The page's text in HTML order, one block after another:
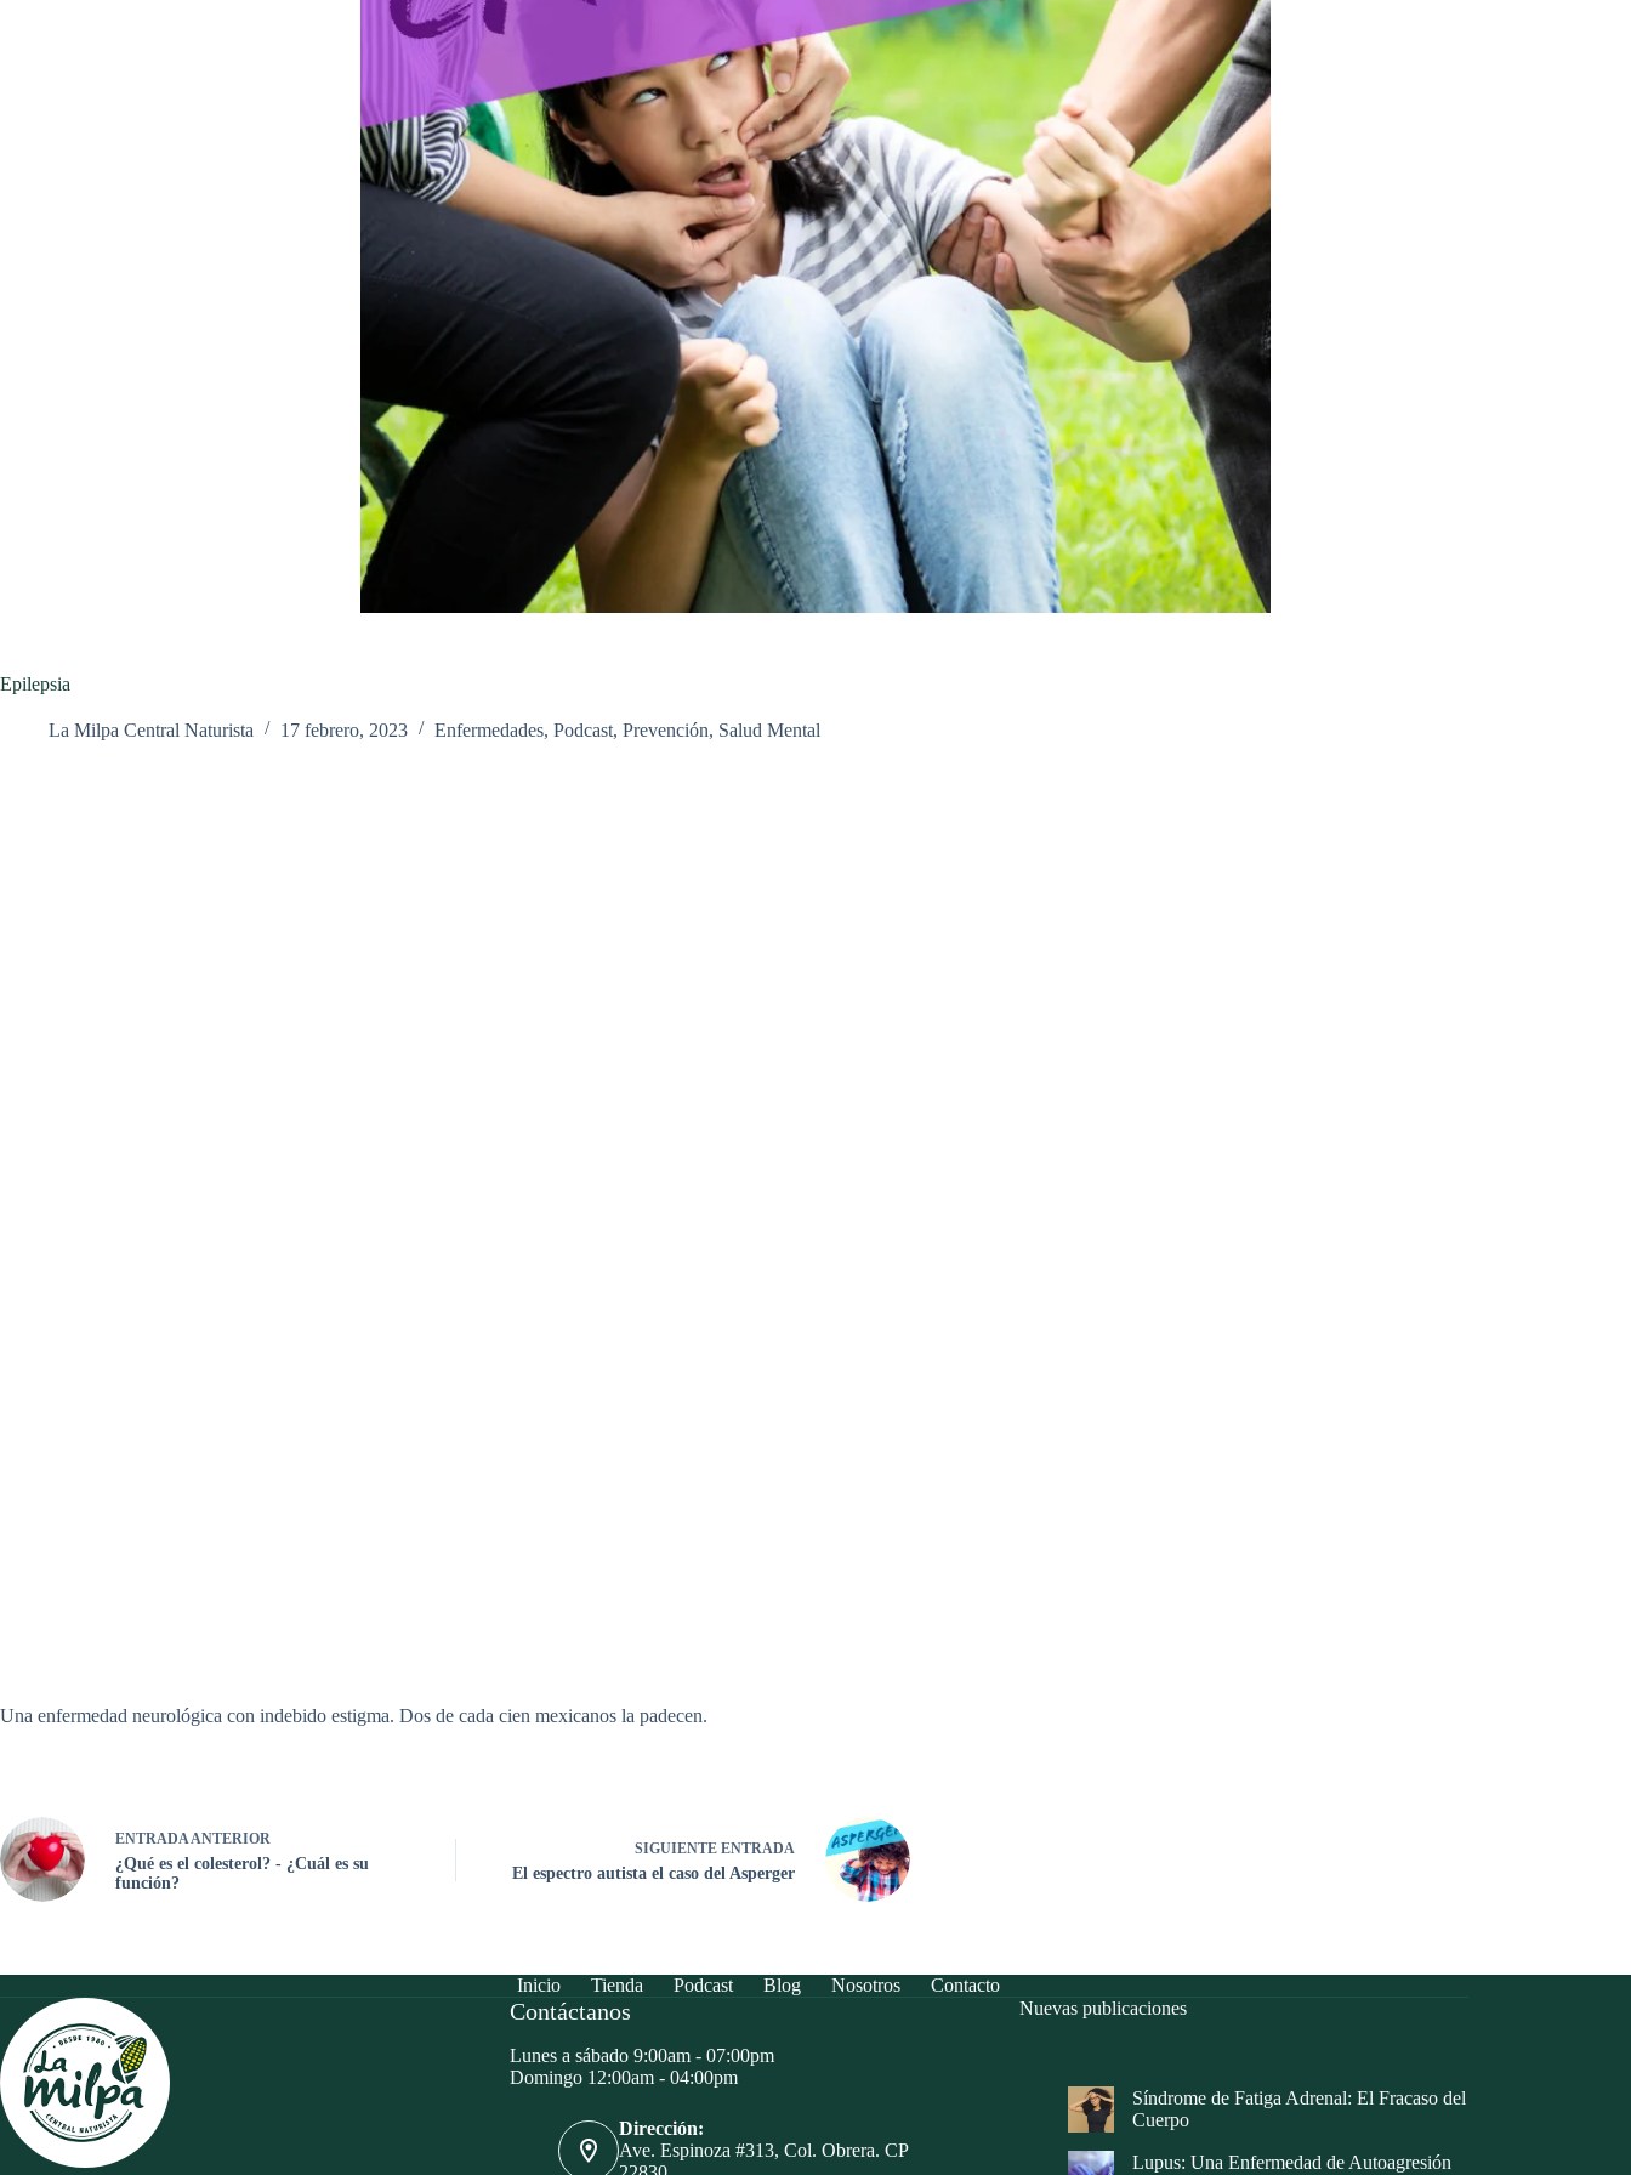
Epilepsia
La Milpa Central Naturista 17 febrero, 2023 Enfermedades, Podcast, Prevención, Salud Mental
Una enfermedad neurológica con indebido estigma. Dos de cada cien mexicanos la padecen.
ENTRADA ANTERIOR
¿Qué es el colesterol? - ¿Cuál es su
función?
SIGUIENTE ENTRADA
El espectro autista el caso del Asperger
Inicio Tienda Podcast Blog Nosotros Contacto
Contáctanos
Lunes a sábado 9:00am - 07:00pm
Domingo 12:00am - 04:00pm
Dirección:
Ave. Espinoza #313, Col. Obrera. CP
Nuevas publicaciones
Síndrome de Fatiga Adrenal: El Fracaso del
Cuerpo
Lupus: Una Enfermedad de Autoagresión